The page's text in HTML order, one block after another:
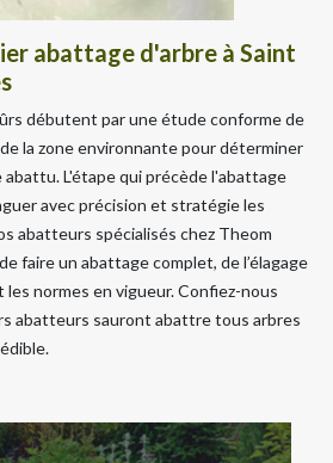
abattage d'arbre à Saint
débutent par une étude conforme de
la zone environnante pour déterminer
abattu. L'étape qui précède l'abattage
avec précision et stratégie les
abatteurs spécialisés chez Theom
faire un abattage complet, de l’élagage
normes en vigueur. Confiez-nous
abatteurs sauront abattre tous arbres